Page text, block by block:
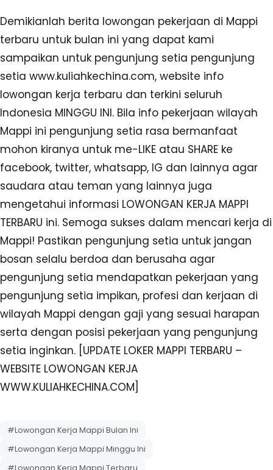
Demikianlah berita lowongan pekerjaan di Mappi
terbaru untuk bulan ini yang dapat kami
sampaikan untuk pengunjung setia pengunjung
setia www.kuliahkechina.com, website info
lowongan kerja terbaru dan terkini seluruh
Indonesia MINGGU INI. Bila info pekerjaan wilayah
Mappi ini pengunjung setia rasa bermanfaat
mohon kiranya untuk me-LIKE atau SHARE ke
facebook, twitter, whatsapp, IG dan lainnya agar
saudara atau teman yang lainnya juga
mengetahui informasi LOWONGAN KERJA MAPPI
TERBARU ini. Semoga sukses dalam mencari kerja di
Mappi! Pastikan pengunjung setia untuk jangan
bosan selalu berdoa dan berusaha agar
pengunjung setia mendapatkan pekerjaan yang
pengunjung setia impikan, profesi dan kerjaan di
wilayah Mappi dengan gaji yang sesuai harapan
serta dengan posisi pekerjaan yang pengunjung
setia inginkan. [UPDATE LOKER MAPPI TERBARU –
WEBSITE LOWONGAN KERJA
WWW.KULIAHKECHINA.COM]
#Lowongan Kerja Mappi Bulan Ini
#Lowongan Kerja Mappi Minggu Ini